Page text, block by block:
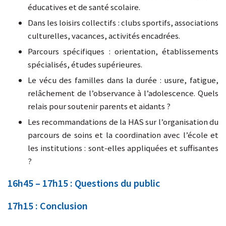
éducatives et de santé scolaire.
Dans les loisirs collectifs : clubs sportifs, associations
culturelles, vacances, activités encadrées.
Parcours spécifiques : orientation, établissements
spécialisés, études supérieures.
Le vécu des familles dans la durée : usure, fatigue,
relâchement de l’observance à l’adolescence. Quels
relais pour soutenir parents et aidants ?
Les recommandations de la HAS sur l’organisation du
parcours de soins et la coordination avec l’école et
les institutions : sont-elles appliquées et suffisantes
?
16h45 – 17h15 : Questions du public
17h15 : Conclusion